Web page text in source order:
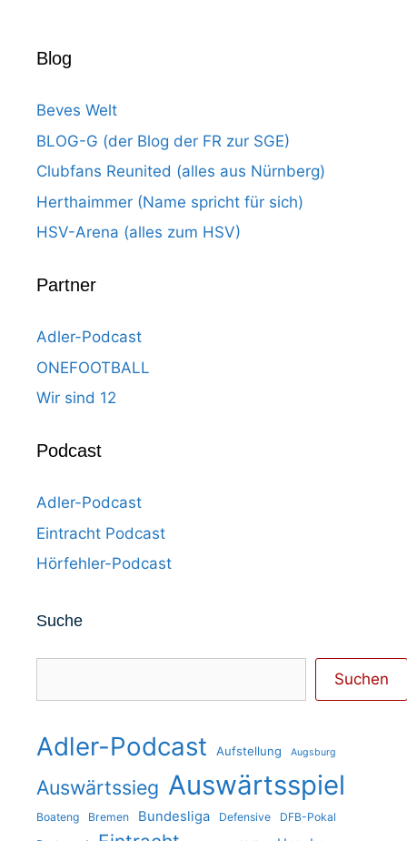
Blog
Beves Welt
BLOG-G (der Blog der FR zur SGE)
Clubfans Reunited (alles aus Nürnberg)
Herthaimmer (Name spricht für sich)
HSV-Arena (alles zum HSV)
Partner
Adler-Podcast
ONEFOOTBALL
Wir sind 12
Podcast
Adler-Podcast
Eintracht Podcast
Hörfehler-Podcast
Suche
Suchen
Adler-Podcast Aufstellung Augsburg
Auswärtssieg Auswärtsspiel
Boateng Bremen Bundesliga Defensive
DFB-Pokal